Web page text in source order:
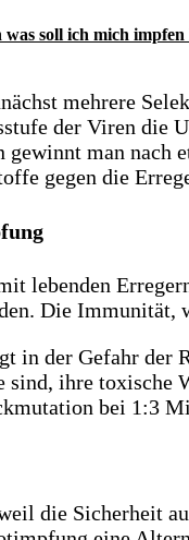
soll ich mich impfen
mehrere
der Viren die
man nach
gegen die
lebenden
Die
der Gefahr der
sind, ihre
bei 1:3
die Sicherheit